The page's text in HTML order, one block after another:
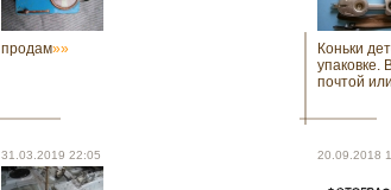
продам»»
Коньки
упаковке.
почтой
31.03.2019 22:05